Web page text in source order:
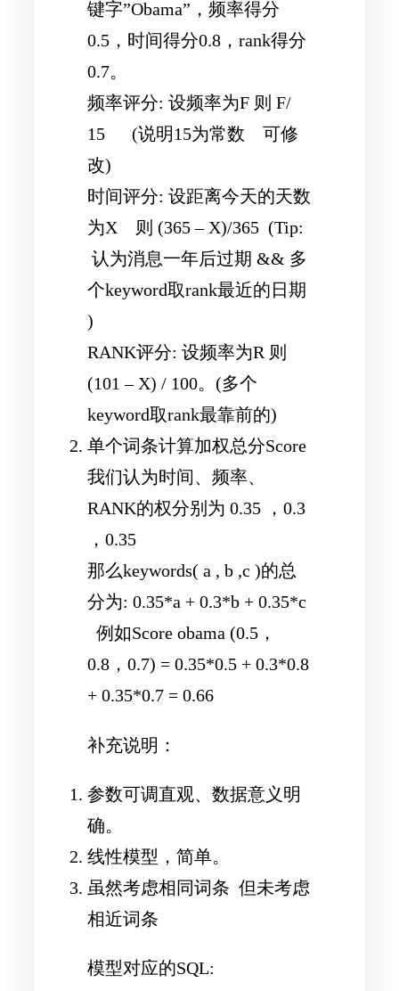
键字”Obama”，频率得分
0.5，时间得分0.8，rank得分
0.7。
频率评分: 设频率为F 则 F/
15 (说明15为常数 可修
改)
时间评分: 设距离今天的天数
为X 则 (365 – X)/365 (Tip:
认为消息一年后过期 && 多
个keyword取rank最近的日期
)
RANK评分: 设频率为R 则
(101 – X) / 100。(多个
keyword取rank最靠前的)
单个词条计算加权总分Score
我们认为时间、频率、
RANK的权分别为 0.35 ，0.3
，0.35
那么keywords( a , b ,c )的总
分为: 0.35*a + 0.3*b + 0.35*c
例如Score obama (0.5，
0.8，0.7) = 0.35*0.5 + 0.3*0.8
+ 0.35*0.7 = 0.66
补充说明：
参数可调直观、数据意义明
确。
线性模型，简单。
虽然考虑相同词条 但未考虑
相近词条
模型对应的SQL: